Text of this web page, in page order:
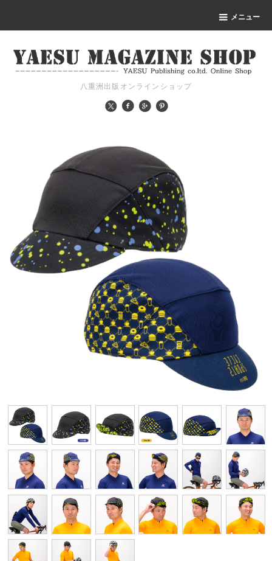
メニュー
八重洲出版オンラインショップ